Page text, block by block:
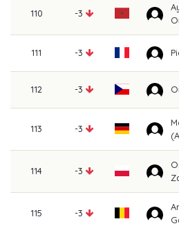
110 -3
111 -3
112 -3
113 -3
114 -3
115 -3